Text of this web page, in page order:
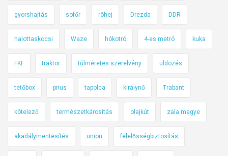
l
,
d
e
s
z
i
g
s
e
s
s
é
g
k
o
r
gyorshajtás sofőr röhej Drezda DDR
halottaskocsi Waze hókotró 4-es metró kuka
FKF traktor túlméretes szerelvény üldözés
tetőbox prius tapolca királynő Trabant
kötelező természetkárosítás olajkút zala megye
akadálymentesítés union felelősségbiztosítás